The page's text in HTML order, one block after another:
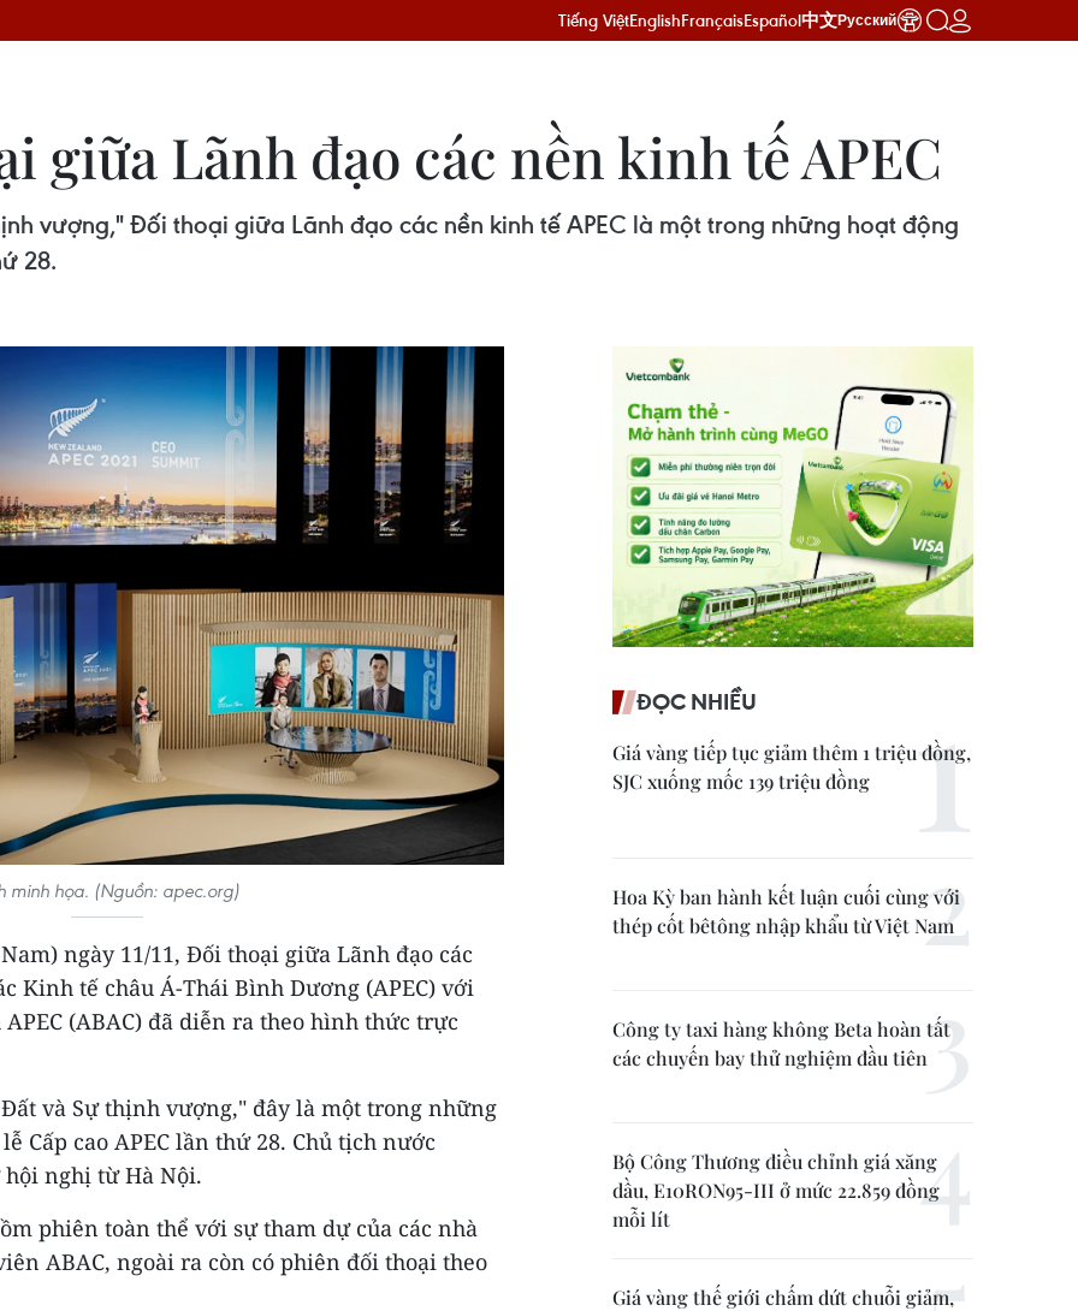
Tiếng ViệtEnglishFrançaisEspañol中文Русский
giữa Lãnh đạo các nền kinh tế APEC
vượng," Đối thoại giữa Lãnh đạo các nền kinh tế APEC là một trong những hoạt động
28.
minh họa. (Nguồn: apec.org)
ngày 11/11, Đối thoại giữa Lãnh đạo các
Kinh tế châu Á-Thái Bình Dương (APEC) với
(ABAC) đã diễn ra theo hình thức trực
và Sự thịnh vượng," đây là một trong những
Cấp cao APEC lần thứ 28. Chủ tịch nước
nghị từ Hà Nội.
phiên toàn thể với sự tham dự của các nhà
ABAC, ngoài ra còn có phiên đối thoại theo
ĐỌC NHIỀU
Giá vàng tiếp tục giảm thêm 1 triệu đồng,
SJC xuống mốc 139 triệu đồng
Hoa Kỳ ban hành kết luận cuối cùng với
thép cốt bêtông nhập khẩu từ Việt Nam
Công ty taxi hàng không Beta hoàn tất
các chuyến bay thử nghiệm đầu tiên
Bộ Công Thương điều chỉnh giá xăng
dầu, E10RON95-III ở mức 22.859 đồng
mỗi lít
Giá vàng thế giới chấm dứt chuỗi giảm,